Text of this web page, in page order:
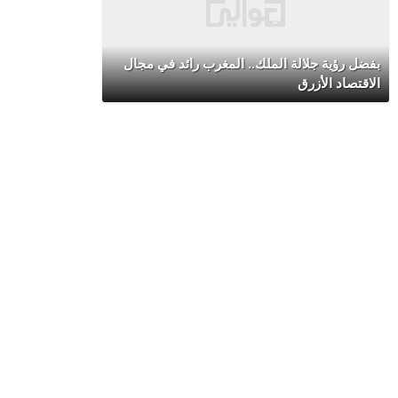
بفضل رؤية جلالة الملك.. المغرب رائد في مجال
الاقتصاد الأزرق